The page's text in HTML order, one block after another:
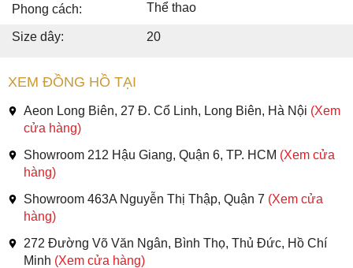
Phong cách: Thể thao
Size dây: 20
XEM ĐỒNG HỒ TẠI
Aeon Long Biên, 27 Đ. Cổ Linh, Long Biên, Hà Nội (Xem
cửa hàng)
Showroom 212 Hậu Giang, Quận 6, TP. HCM (Xem cửa
hàng)
Showroom 463A Nguyễn Thị Thập, Quận 7 (Xem cửa
hàng)
272 Đường Võ Văn Ngân, Bình Thọ, Thủ Đức, Hồ Chí
Minh (Xem cửa hàng)